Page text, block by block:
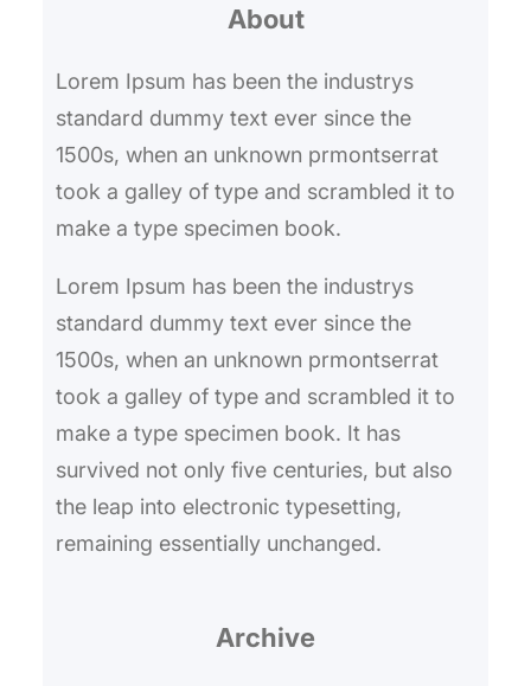
About
Lorem Ipsum has been the industrys
standard dummy text ever since the
1500s, when an unknown prmontserrat
took a galley of type and scrambled it to
make a type specimen book.
Lorem Ipsum has been the industrys
standard dummy text ever since the
1500s, when an unknown prmontserrat
took a galley of type and scrambled it to
make a type specimen book. It has
survived not only five centuries, but also
the leap into electronic typesetting,
remaining essentially unchanged.
Archive